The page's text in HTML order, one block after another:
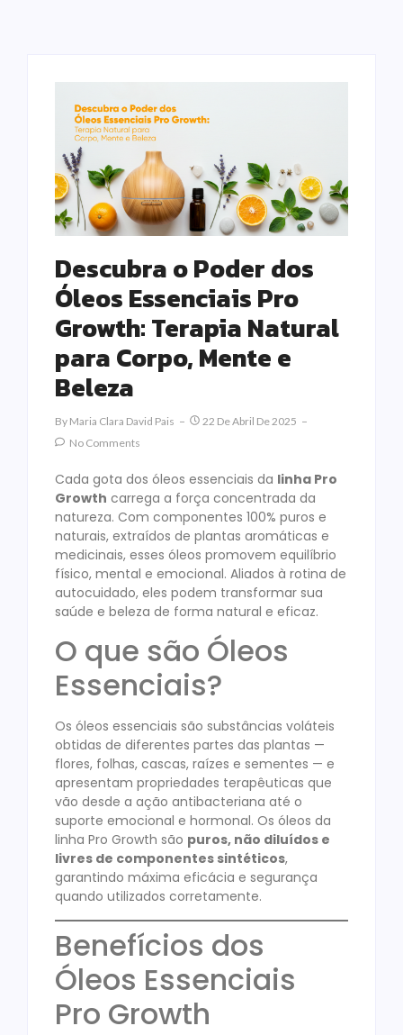
Descubra o Poder dos
Óleos Essenciais Pro
Growth: Terapia Natural
para Corpo, Mente e
Beleza
By Maria Clara David Pais
22 De Abril De 2025
No Comments
Cada gota dos óleos essenciais da linha Pro
Growth carrega a força concentrada da
natureza. Com componentes 100% puros e
naturais, extraídos de plantas aromáticas e
medicinais, esses óleos promovem equilíbrio
físico, mental e emocional. Aliados à rotina de
autocuidado, eles podem transformar sua
saúde e beleza de forma natural e eficaz.
O que são Óleos
Essenciais?
Os óleos essenciais são substâncias voláteis
obtidas de diferentes partes das plantas —
flores, folhas, cascas, raízes e sementes — e
apresentam propriedades terapêuticas que
vão desde a ação antibacteriana até o
suporte emocional e hormonal. Os óleos da
linha Pro Growth são puros, não diluídos e
livres de componentes sintéticos,
garantindo máxima eficácia e segurança
quando utilizados corretamente.
Benefícios dos
Óleos Essenciais
Pro Growth